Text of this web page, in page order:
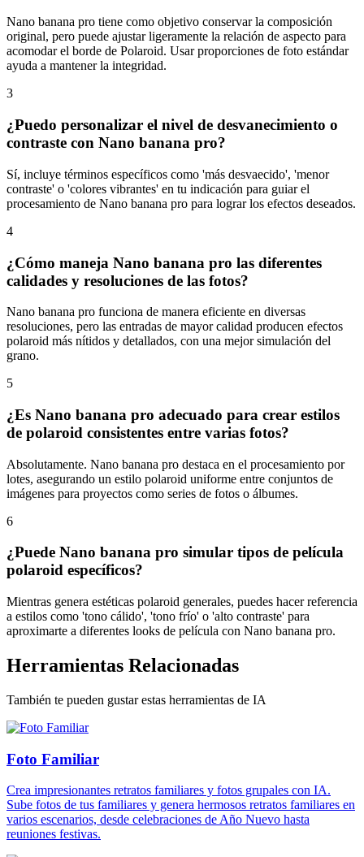
Nano banana pro tiene como objetivo conservar la composición
original, pero puede ajustar ligeramente la relación de aspecto para
acomodar el borde de Polaroid. Usar proporciones de foto estándar
ayuda a mantener la integridad.
3
¿Puedo personalizar el nivel de desvanecimiento o
contraste con Nano banana pro?
Sí, incluye términos específicos como 'más desvaecido', 'menor
contraste' o 'colores vibrantes' en tu indicación para guiar el
procesamiento de Nano banana pro para lograr los efectos deseados.
4
¿Cómo maneja Nano banana pro las diferentes
calidades y resoluciones de las fotos?
Nano banana pro funciona de manera eficiente en diversas
resoluciones, pero las entradas de mayor calidad producen efectos
polaroid más nítidos y detallados, con una mejor simulación del
grano.
5
¿Es Nano banana pro adecuado para crear estilos
de polaroid consistentes entre varias fotos?
Absolutamente. Nano banana pro destaca en el procesamiento por
lotes, asegurando un estilo polaroid uniforme entre conjuntos de
imágenes para proyectos como series de fotos o álbumes.
6
¿Puede Nano banana pro simular tipos de película
polaroid específicos?
Mientras genera estéticas polaroid generales, puedes hacer referencia
a estilos como 'tono cálido', 'tono frío' o 'alto contraste' para
aproximarte a diferentes looks de película con Nano banana pro.
Herramientas Relacionadas
También te pueden gustar estas herramientas de IA
Foto Familiar
Crea impresionantes retratos familiares y fotos grupales con IA.
Sube fotos de tus familiares y genera hermosos retratos familiares en
varios escenarios, desde celebraciones de Año Nuevo hasta
reuniones festivas.